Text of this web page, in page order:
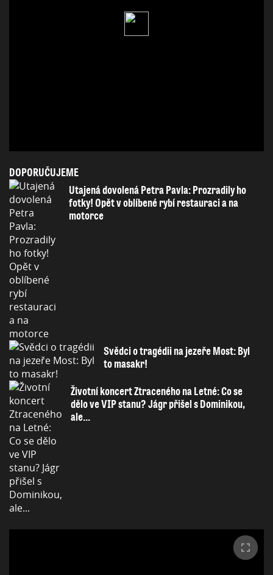
DOPORUČUJEME
Utajená dovolená Petra Pavla: Prozradily ho
fotky! Opět v oblíbené rybí restauraci a na
motorce
Svědci o tragédii na jezeře Most: Byl
to masakr!
Životní koncert Ztraceného na Letné: Co se
dělo ve VIP stanu? Jágr přišel s Dominikou,
ale...